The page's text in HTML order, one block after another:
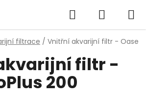
Hledat
KOŠÍK
filtrace / Vnitřní akvarijní filtr - Oase
filtr -
200